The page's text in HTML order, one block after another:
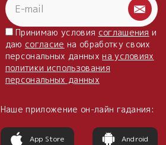
Принимаю условия соглашения и
даю согласие на обработку своих
персональных данныхна условиях
политики использования
персональных данных
Наше приложение он-лайн гадания:
App Store Android